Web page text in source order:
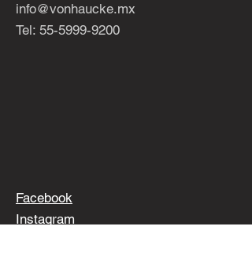
info@vonhaucke.mx
Tel: 55-5999-9200
Facebook
Instagram